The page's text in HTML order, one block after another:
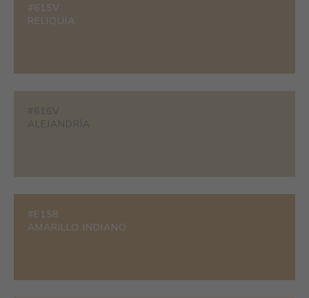
#615V
RELIQUIA
#616V
ALEJANDRÍA
#E158
AMARILLO INDIANO